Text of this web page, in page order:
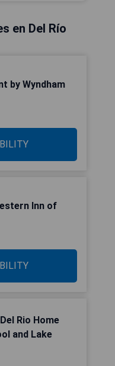
en Del Río
by Wyndham
Inn of
Rio Home
and Lake